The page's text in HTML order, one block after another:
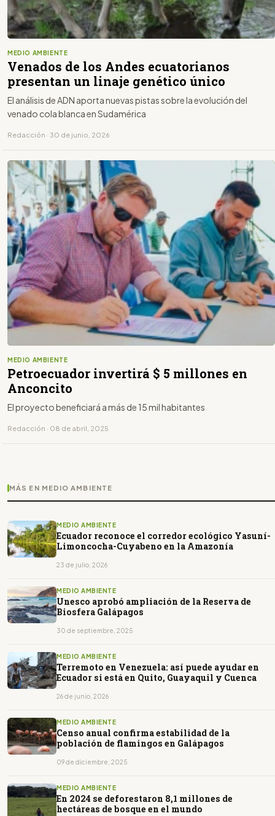
MEDIO AMBIENTE
Venados de los Andes ecuatorianos
presentan un linaje genético único
El análisis de ADN aporta nuevas pistas sobre la evolución del
venado cola blanca en Sudamérica
Redacción · 30 de junio, 2026
MEDIO AMBIENTE
Petroecuador invertirá $ 5 millones en
Anconcito
El proyecto beneficiará a más de 15 mil habitantes
Redacción · 08 de abril, 2025
MÁS EN MEDIO AMBIENTE
MEDIO AMBIENTE
Ecuador reconoce el corredor ecológico Yasuní-
Limoncocha-Cuyabeno en la Amazonía
23 de julio, 2026
MEDIO AMBIENTE
Unesco aprobó ampliación de la Reserva de
Biosfera Galápagos
30 de septiembre, 2025
MEDIO AMBIENTE
Terremoto en Venezuela: así puede ayudar en
Ecuador si está en Quito, Guayaquil y Cuenca
26 de junio, 2026
MEDIO AMBIENTE
Censo anual confirma estabilidad de la
población de flamingos en Galápagos
09 de diciembre, 2025
MEDIO AMBIENTE
En 2024 se deforestaron 8,1 millones de
hectáreas de bosque en el mundo